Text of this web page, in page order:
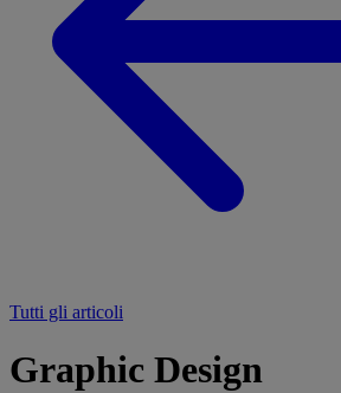
Tutti gli articoli
Graphic Design